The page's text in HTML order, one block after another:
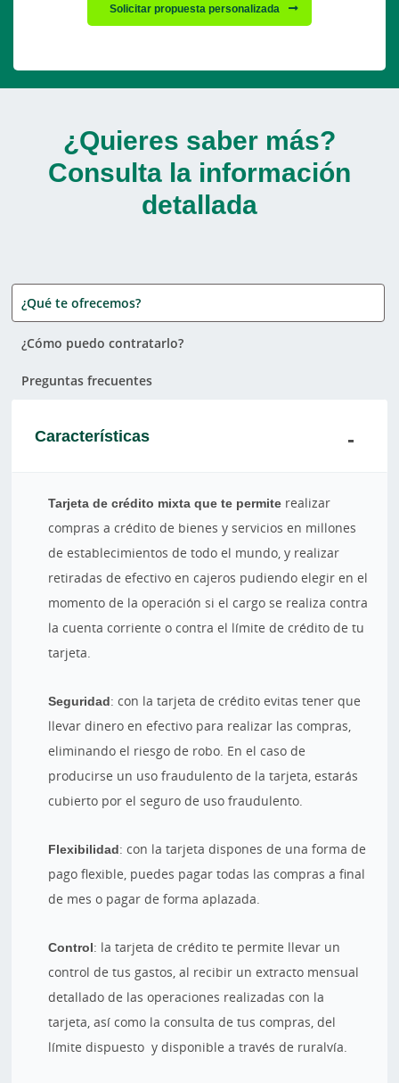
Solicitar propuesta personalizada
¿Quieres saber más?
Consulta la información
detallada
¿Qué te ofrecemos?
¿Cómo puedo contratarlo?
Preguntas frecuentes
Características
Tarjeta de crédito mixta que te permite realizar
compras a crédito de bienes y servicios en millones
de establecimientos de todo el mundo, y realizar
retiradas de efectivo en cajeros pudiendo elegir en el
momento de la operación si el cargo se realiza contra
la cuenta corriente o contra el límite de crédito de tu
tarjeta.
Seguridad: con la tarjeta de crédito evitas tener que
llevar dinero en efectivo para realizar las compras,
eliminando el riesgo de robo. En el caso de
producirse un uso fraudulento de la tarjeta, estarás
cubierto por el seguro de uso fraudulento.
Flexibilidad: con la tarjeta dispones de una forma de
pago flexible, puedes pagar todas las compras a final
de mes o pagar de forma aplazada.
Control: la tarjeta de crédito te permite llevar un
control de tus gastos, al recibir un extracto mensual
detallado de las operaciones realizadas con la
tarjeta, así como la consulta de tus compras, del
límite dispuesto y disponible a través de ruralvía.